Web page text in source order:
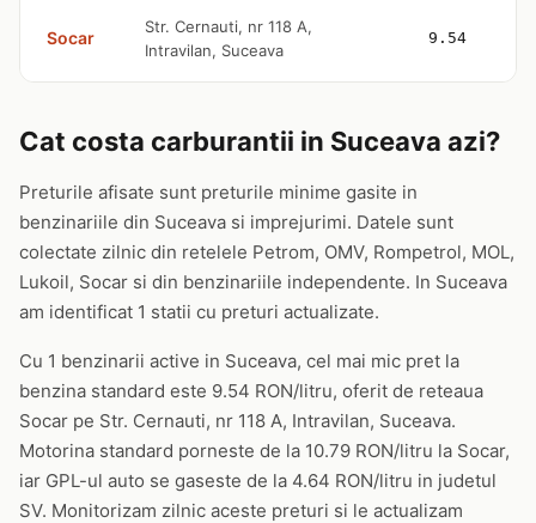
Socar
Str. Cernauti, nr 118 A,
Intravilan, Suceava
9.54
Cat costa carburantii in Suceava azi?
Preturile afisate sunt preturile minime gasite in
benzinariile din Suceava si imprejurimi. Datele sunt
colectate zilnic din retelele Petrom, OMV, Rompetrol, MOL,
Lukoil, Socar si din benzinariile independente. In Suceava
am identificat 1 statii cu preturi actualizate.
Cu 1 benzinarii active in Suceava, cel mai mic pret la
benzina standard este 9.54 RON/litru, oferit de reteaua
Socar pe Str. Cernauti, nr 118 A, Intravilan, Suceava.
Motorina standard porneste de la 10.79 RON/litru la Socar,
iar GPL-ul auto se gaseste de la 4.64 RON/litru in judetul
SV. Monitorizam zilnic aceste preturi si le actualizam